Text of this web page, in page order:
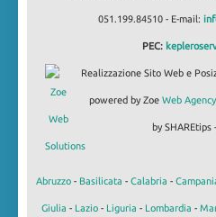
051.199.84510 - E-mail:
PEC:
Realizzazione Sito Web e
powered by Zoe Web Agency
by SHAREtips -
Abruzzo - Basilicata - Calabria -
Giulia - Lazio- Liguria - Lombardia -